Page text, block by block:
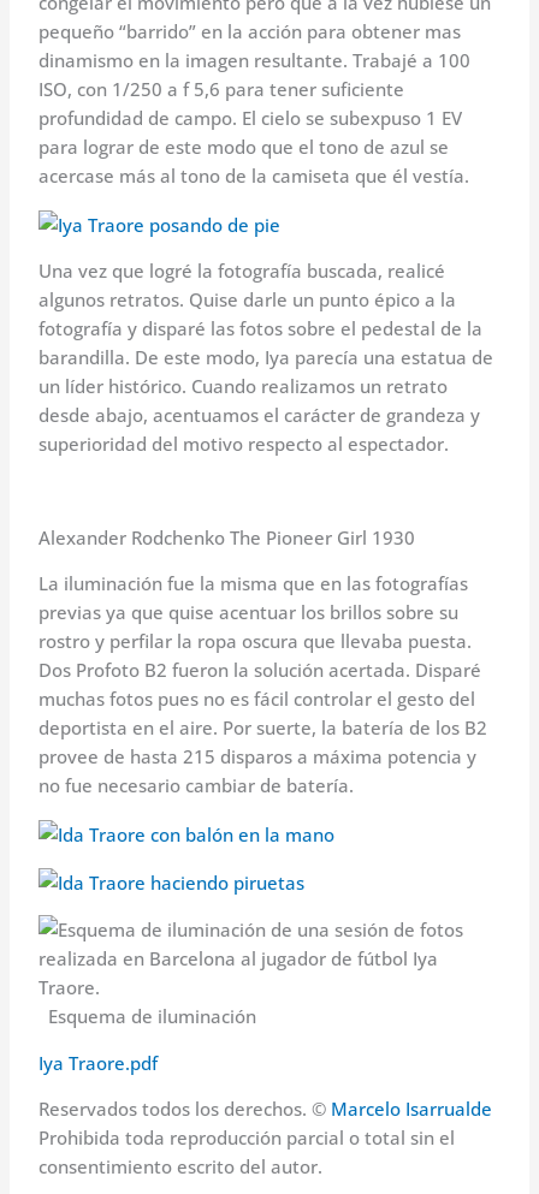
pequeño “barrido” en la acción para obtener mas
dinamismo en la imagen resultante. Trabajé a 100
ISO, con 1/250 a f 5,6 para tener suficiente
profundidad de campo. El cielo se subexpuso 1 EV
para lograr de este modo que el tono de azul se
acercase más al tono de la camiseta que él vestía.
Una vez que logré la fotografía buscada, realicé
algunos retratos. Quise darle un punto épico a la
fotografía y disparé las fotos sobre el pedestal de la
barandilla. De este modo, Iya parecía una estatua de
un líder histórico. Cuando realizamos un retrato
desde abajo, acentuamos el carácter de grandeza y
superioridad del motivo respecto al espectador.
Alexander Rodchenko The Pioneer Girl 1930
La iluminación fue la misma que en las fotografías
previas ya que quise acentuar los brillos sobre su
rostro y perfilar la ropa oscura que llevaba puesta.
Dos Profoto B2 fueron la solución acertada. Disparé
muchas fotos pues no es fácil controlar el gesto del
deportista en el aire. Por suerte, la batería de los B2
provee de hasta 215 disparos a máxima potencia y
no fue necesario cambiar de batería.
Esquema de iluminación
Iya Traore.pdf
Reservados todos los derechos. © Marcelo Isarrualde
Prohibida toda reproducción parcial o total sin el
consentimiento escrito del autor.